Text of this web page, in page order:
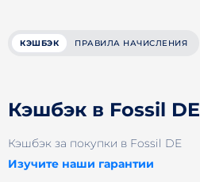
КЭШБЭК ПРАВИЛА НАЧИСЛЕНИЯ
Кэшбэк в Fossil DE
Кэшбэк за покупки в Fossil DE
Изучите наши гарантии